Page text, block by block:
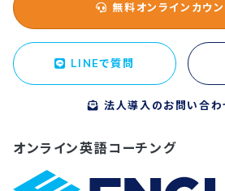
無料オンラインカウ
LINEで質問
法人導入のお問い合わ
オンライン英語コーチング